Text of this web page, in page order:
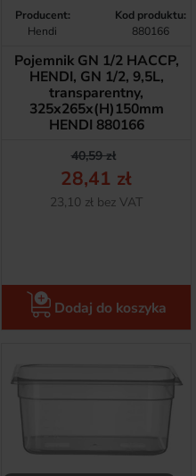
Producent:
Hendi
Kod produktu:
880166
Pojemnik GN 1/2 HACCP,
HENDI, GN 1/2, 9,5L,
transparentny,
325x265x(H)150mm
HENDI 880166
Cena
40,59 zł
Cena
28,41 zł
Netto
23,10 zł bez VAT
Dodaj do koszyka